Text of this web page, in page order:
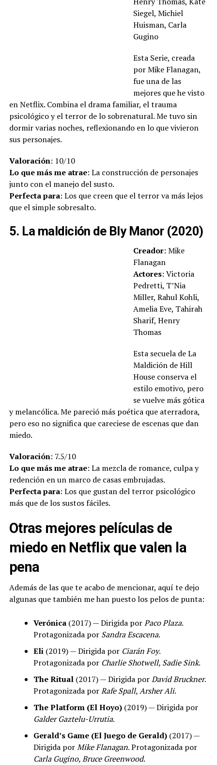
Siegel, Michiel
Huisman, Carla
Gugino
Esta Serie, creada
por Mike Flanagan,
fue una de las
mejores que he visto
en Netflix. Combina el drama familiar, el trauma
psicológico y el terror de lo sobrenatural. Me tuvo sin
dormir varias noches, reflexionando en lo que vivieron
sus personajes.
Valoración: 10/10
Lo que más me atrae: La construcción de personajes
junto con el manejo del susto.
Perfecta para: Los que creen que el terror va más lejos
que el simple sobresalto.
5. La maldición de Bly Manor (2020)
Creador: Mike
Flanagan
Actores: Victoria
Pedretti, T’Nia
Miller, Rahul Kohli,
Amelia Eve, Tahirah
Sharif, Henry
Thomas
Esta secuela de La
Maldición de Hill
House conserva el
estilo emotivo, pero
se vuelve más gótica
y melancólica. Me pareció más poética que aterradora,
pero eso no significa que careciese de escenas que dan
miedo.
Valoración: 7.5/10
Lo que más me atrae: La mezcla de romance, culpa y
redención en un marco de casas embrujadas.
Perfecta para: Los que gustan del terror psicológico
más que de los sustos fáciles.
Otras mejores películas de
miedo en Netflix que valen la
pena
Además de las que te acabo de mencionar, aquí te dejo
algunas que también me han puesto los pelos de punta:
Verónica(2017) — Dirigida porPaco Plaza.
Protagonizada por Sandra Escacena.
Eli(2019) — Dirigida por Ciarán Foy.
Protagonizada por Charlie Shotwell, Sadie Sink.
The Ritual(2017) — Dirigida porDavid Bruckner.
Protagonizada porRafe Spall, Arsher Ali.
The Platform (El Hoyo)(2019) — Dirigida por
Galder Gaztelu-Urrutia.
Gerald’s Game (El Juego de Gerald)(2017) —
Dirigida porMike Flanagan. Protagonizada por
Carla Gugino, Bruce Greenwood.